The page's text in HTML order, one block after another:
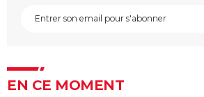
EN CE MOMENT